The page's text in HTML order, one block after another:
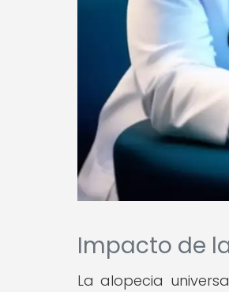
Impacto de
La alopecia